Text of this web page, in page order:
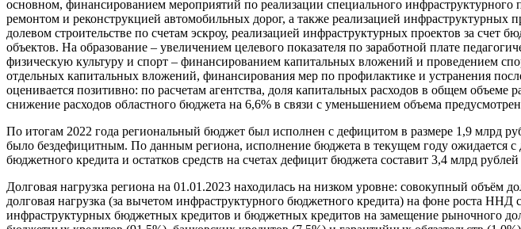
основном, финансированием мероприятий по реализации специального
ремонтом и реконструкцией автомобильных дорог, а также реализацией
долевом строительстве по счетам эскроу, реализацией инфраструктурных проектов за счет
объектов. На образование – увеличением целевого показателя по заработной плате
физическую культуру и спорт – финансированием капитальных вложений и проведением
отдельных капитальных вложений, финансирования мер по профилактике и устранения
оценивается позитивно: по расчетам агентства, доля капитальных расходов в общем
снижение расходов областного бюджета на 6,6% в связи с уменьшением объема
По итогам 2022 года региональный бюджет был исполнен с дефицитом в размере 1,9 млрд
было бездефицитным. По данным региона, исполнение бюджета в текущем году ожидается
бюджетного кредита и остатков средств на счетах дефицит бюджета составит 3,4 млрд
Долговая нагрузка региона на 01.01.2023 находилась на низком уровне: совокупный объём
долговая нагрузка (за вычетом инфраструктурного бюджетного кредита) на фоне роста
инфраструктурных бюджетных кредитов и бюджетных кредитов на замещение рыночного